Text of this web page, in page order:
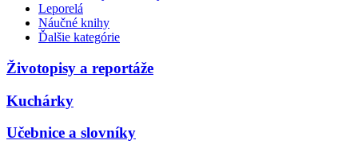
Leporelá
Náučné knihy
Ďalšie kategórie
Životopisy a reportáže
Kuchárky
Učebnice a slovníky